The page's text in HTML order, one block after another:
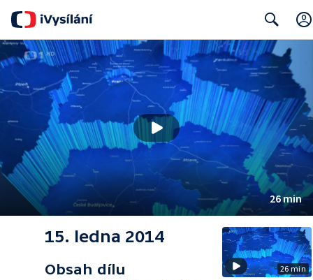
Search
26 min
15. ledna 2014
Obsah dílu
26 min